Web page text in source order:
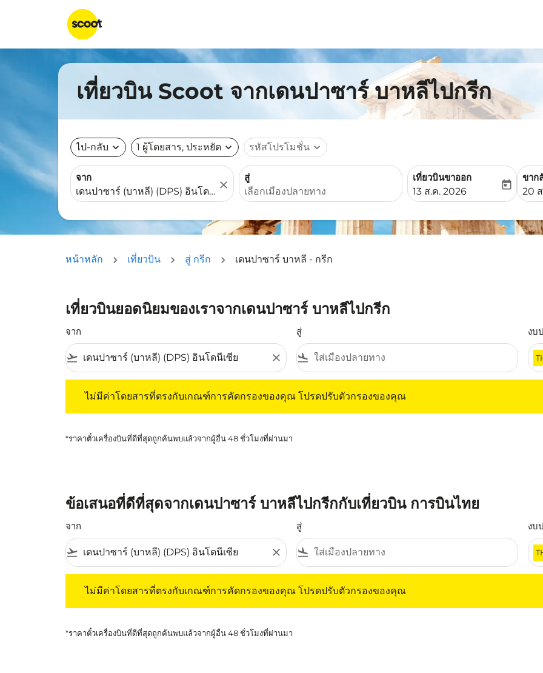
เที่ยวบิน Scoot จากเดนปาซาร์ บาหลีไปกรีก
ไป-กลับ expand_more 1 ผู้โดยสาร, ประหยัด expand_more รหัสโปรโมชั่น expand_more
จาก
close
สู่
เที่ยวบินขาออก
fc-booking-departure-
13 ส.ค. 2026
today
ขาก
fc-
20
หน้าหลัก เที่ยวบิน สู่ กรีก เดนปาซาร์ บาหลี - กรีก
เที่ยวบินยอดนิยมของเราจากเดนปาซาร์ บาหลีไปกรีก
จาก
flight_takeoff close
สู่
flight_land
งบ
ไม่มีค่าโดยสารที่ตรงกับเกณฑ์การคัดกรองของคุณ โปรดปรับตัวกรองของคุณ
*ราคาตั๋วเครื่องบินที่ดีที่สุดถูกค้นพบแล้วจากผู้อื่น 48 ชั่วโมงที่ผ่านมา
ข้อเสนอที่ดีที่สุดจากเดนปาซาร์ บาหลีไปกรีกกับเที่ยวบิน การบินไทย
จาก
flight_takeoff close
สู่
flight_land
งบ
ไม่มีค่าโดยสารที่ตรงกับเกณฑ์การคัดกรองของคุณ โปรดปรับตัวกรองของคุณ
*ราคาตั๋วเครื่องบินที่ดีที่สุดถูกค้นพบแล้วจากผู้อื่น 48 ชั่วโมงที่ผ่านมา